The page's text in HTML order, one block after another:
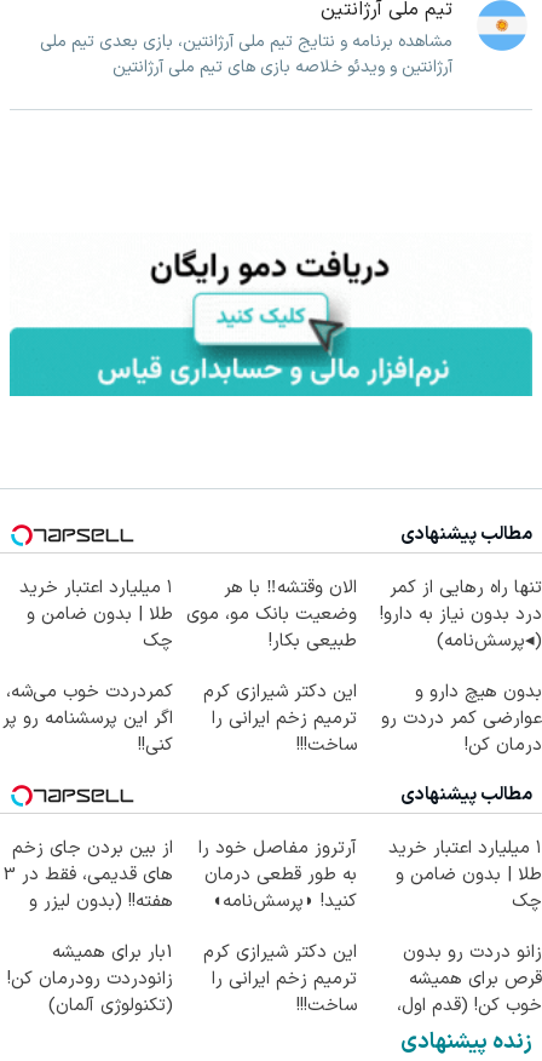
تیم ملی آرژانتین
مشاهده برنامه و نتایج تیم ملی آرژانتین، بازی بعدی تیم ملی
آرژانتین و ویدئو خلاصه بازی های تیم ملی آرژانتین
مطالب پیشنهادی
تنها راه رهایی از کمر
درد بدون نیاز به دارو!
(◂پرسش‌نامه)
الان وقتشه‼️ با هر
وضعیت بانک مو، موی
طبیعی بکار!
۱ میلیارد اعتبار خرید
طلا | بدون ضامن و
چک
بدون هیچ دارو و
عوارضی کمر دردت رو
درمان کن!
این دکتر شیرازی کرم
ترمیم زخم ایرانی را
ساخت!!!
کمردردت خوب می‌شه،
اگر این پرسشنامه رو پر
کنی!!
مطالب پیشنهادی
۱ میلیارد اعتبار خرید
طلا | بدون ضامن و
چک
آرتروز مفاصل خود را
به طور قطعی درمان
کنید! ◗پرسش‌نامه◖
از بین بردن جای زخم
های قدیمی، فقط در 3
هفته!! (بدون لیزر و
زانو دردت رو بدون
قرص برای همیشه
خوب کن! (قدم اول،
پرسش‌نامه)
این دکتر شیرازی کرم
ترمیم زخم ایرانی را
ساخت!!!
1بار برای همیشه
زانودردت رودرمان کن!
(تکنولوژی آلمان)
زنده پیشنهادی